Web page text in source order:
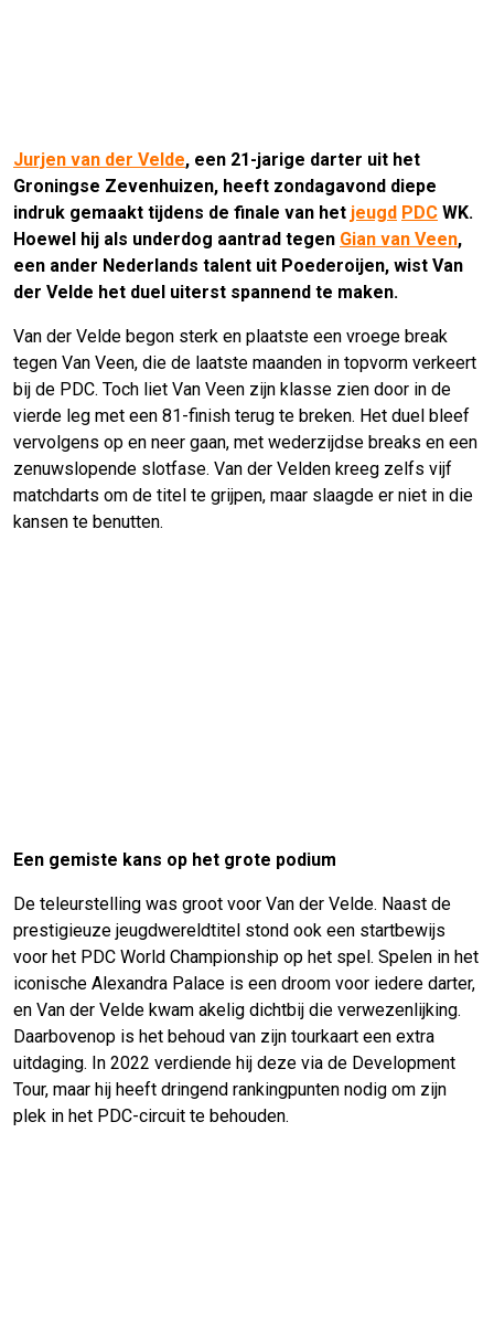
Jurjen van der Velde, een 21-jarige darter uit het
Groningse Zevenhuizen, heeft zondagavond diepe
indruk gemaakt tijdens de finale van het jeugd PDC WK.
Hoewel hij als underdog aantrad tegen Gian van Veen,
een ander Nederlands talent uit Poederoijen, wist Van
der Velde het duel uiterst spannend te maken.
Van der Velde begon sterk en plaatste een vroege break
tegen Van Veen, die de laatste maanden in topvorm verkeert
bij de PDC. Toch liet Van Veen zijn klasse zien door in de
vierde leg met een 81-finish terug te breken. Het duel bleef
vervolgens op en neer gaan, met wederzijdse breaks en een
zenuwslopende slotfase. Van der Velden kreeg zelfs vijf
matchdarts om de titel te grijpen, maar slaagde er niet in die
kansen te benutten.
Een gemiste kans op het grote podium
De teleurstelling was groot voor Van der Velde. Naast de
prestigieuze jeugdwereldtitel stond ook een startbewijs
voor het PDC World Championship op het spel. Spelen in het
iconische Alexandra Palace is een droom voor iedere darter,
en Van der Velde kwam akelig dichtbij die verwezenlijking.
Daarbovenop is het behoud van zijn tourkaart een extra
uitdaging. In 2022 verdiende hij deze via de Development
Tour, maar hij heeft dringend rankingpunten nodig om zijn
plek in het PDC-circuit te behouden.